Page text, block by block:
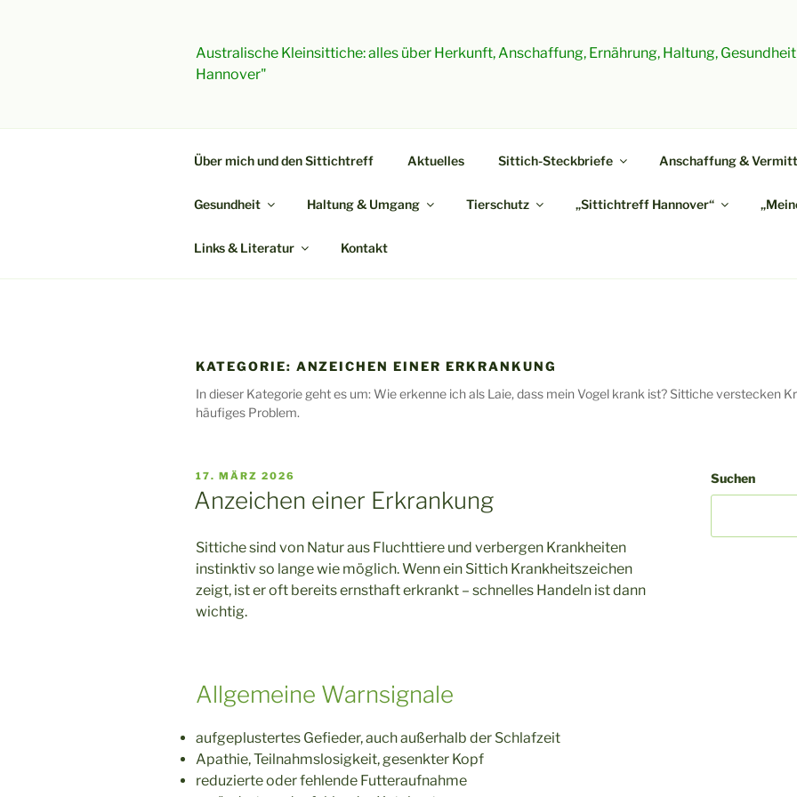
Australische Kleinsittiche: alles über Herkunft, Anschaffung, Ernährung, Haltung,
Hannover"
Über mich und den Sittichtreff Aktuelles Sittich-Steckbriefe Anschaffung &
Gesundheit Haltung & Umgang Tierschutz „Sittichtreff Hannover“
Links & Literatur Kontakt
KATEGORIE: ANZEICHEN EINER ERKRANKUNG
In dieser Kategorie geht es um: Wie erkenne ich als Laie, dass mein Vogel krank ist? Sittiche verstecken
häufiges Problem.
VERÖFFENTLICHT
AM
17. MÄRZ 2026
Anzeichen einer Erkrankung
Sittiche sind von Natur aus Fluchttiere und verbergen Krankheiten
instinktiv so lange wie möglich. Wenn ein Sittich Krankheitszeichen
zeigt, ist er oft bereits ernsthaft erkrankt – schnelles Handeln ist dann
wichtig.
Allgemeine Warnsignale
aufgeplustertes Gefieder, auch außerhalb der Schlafzeit
Apathie, Teilnahmslosigkeit, gesenkter Kopf
reduzierte oder fehlende Futteraufnahme
Suchen